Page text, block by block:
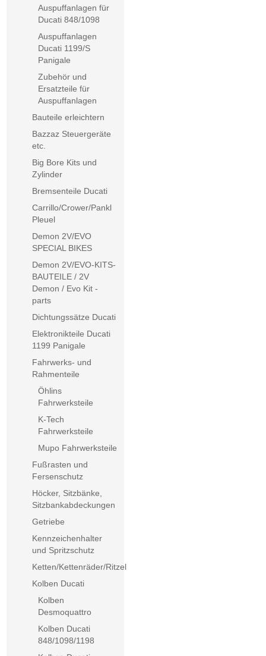
Auspuffanlagen für
Ducati 848/1098
Auspuffanlagen
Ducati 1199/S
Panigale
Zubehör und
Ersatzteile für
Auspuffanlagen
Bauteile erleichtern
Bazzaz Steuergeräte
etc.
Big Bore Kits und
Zylinder
Bremsenteile Ducati
Carrillo/Crower/Pankl
Pleuel
Demon 2V/EVO
SPECIAL BIKES
Demon 2V/EVO-KITS-
BAUTEILE / 2V
Demon / Evo Kit -
parts
Dichtungssätze Ducati
Elektronikteile Ducati
1199 Panigale
Fahrwerks- und
Rahmenteile
Öhlins
Fahrwerksteile
K-Tech
Fahrwerksteile
Mupo Fahrwerksteile
Fußrasten und
Fersenschutz
Höcker, Sitzbänke,
Sitzbankabdeckungen
Getriebe
Kennzeichenhalter
und Spritzschutz
Ketten/Kettenräder/Ritzel
Kolben Ducati
Kolben
Desmoquattro
Kolben Ducati
848/1098/1198